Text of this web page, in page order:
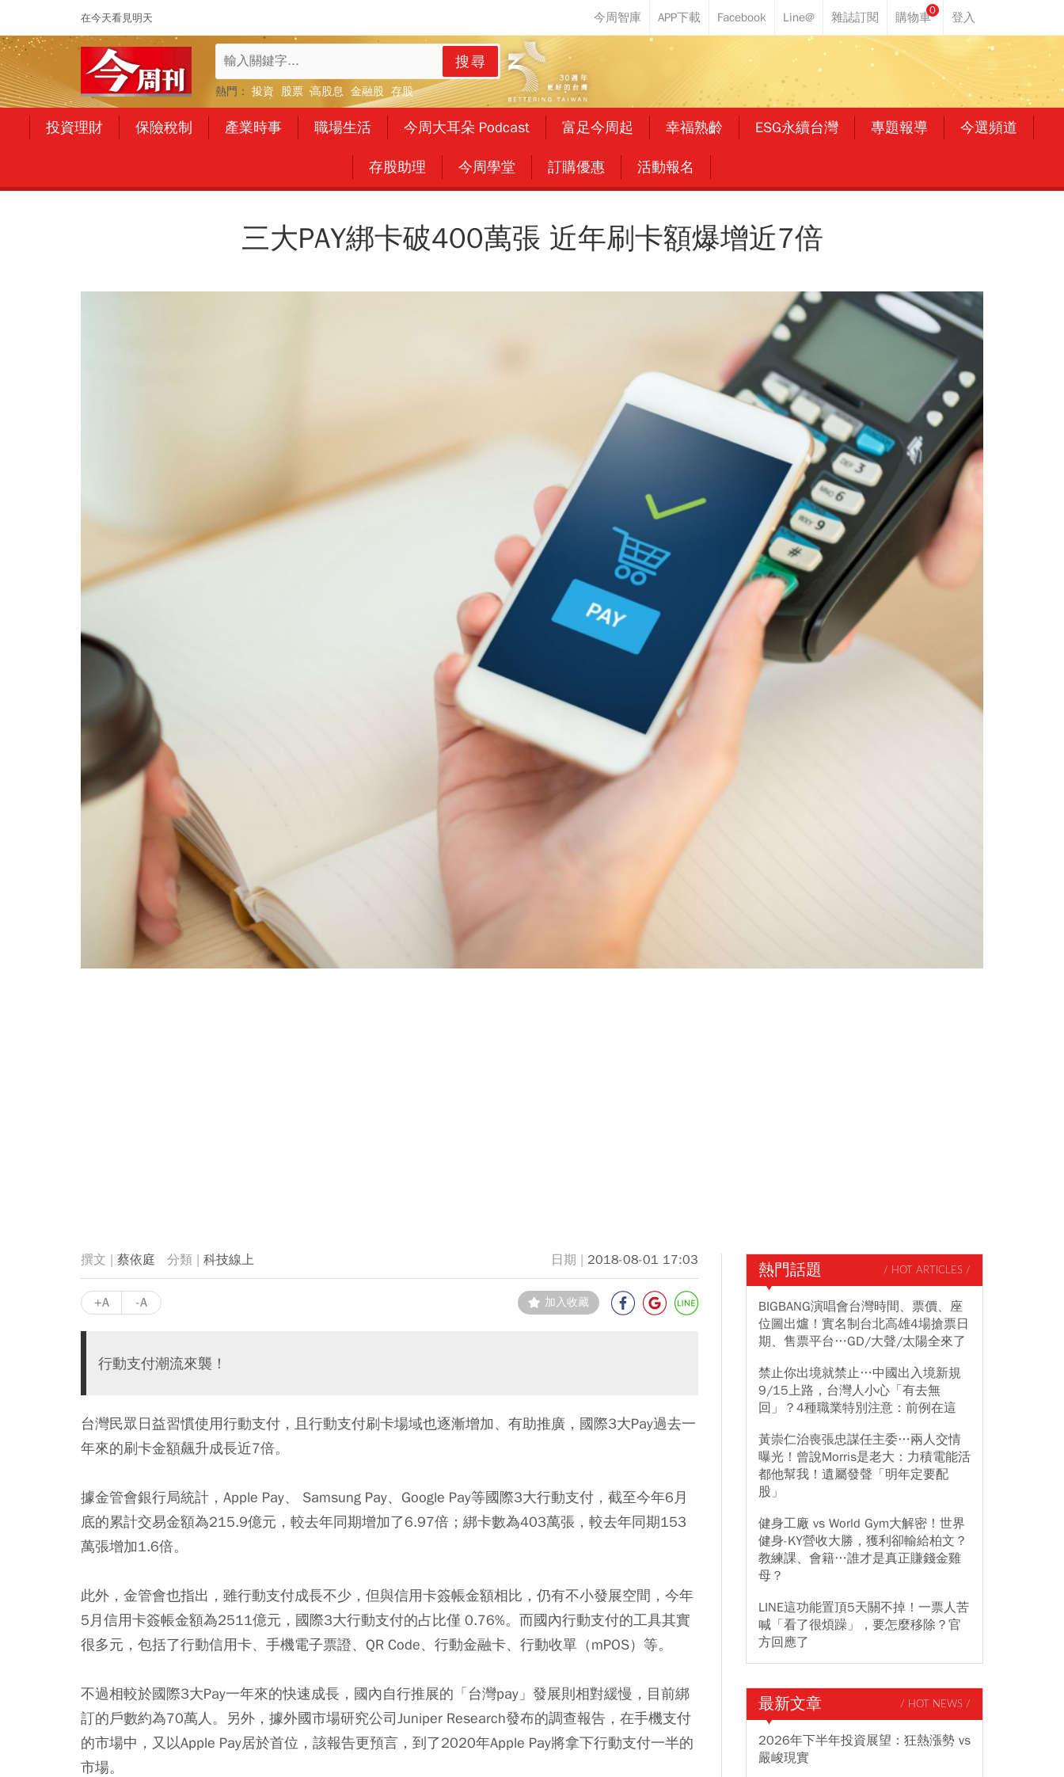
在今天看見明天
0
搜尋
熱門： 投資 股票 高股息 金融股 存股
投資理財 保險稅制 產業時事 職場生活 今周大耳朵 Podcast 富足今周起 幸福熟齡 ESG永續台灣 專題報導 今選頻道
存股助理 今周學堂 訂購優惠 活動報名
三大PAY綁卡破400萬張 近年刷卡額爆增近7倍
蔡依庭 科技線上 2018-08-01 17:03
+A -A 加入收藏
行動支付潮流來襲！
台灣民眾日益習慣使用行動支付，且行動支付刷卡場域也逐漸增加、有助推廣，國際3大Pay過去一
年來的刷卡金額飆升成長近7倍。
據金管會銀行局統計，Apple Pay、 Samsung Pay、Google Pay等國際3大行動支付，截至今年6月
底的累計交易金額為215.9億元，較去年同期增加了6.97倍；綁卡數為403萬張，較去年同期153
萬張增加1.6倍。
此外，金管會也指出，雖行動支付成長不少，但與信用卡簽帳金額相比，仍有不小發展空間，今年
5月信用卡簽帳金額為2511億元，國際3大行動支付的占比僅 0.76%。而國內行動支付的工具其實
很多元，包括了行動信用卡、手機電子票證、QR Code、行動金融卡、行動收單（mPOS）等。
不過相較於國際3大Pay一年來的快速成長，國內自行推展的「台灣pay」發展則相對緩慢，目前綁
訂的戶數約為70萬人。另外，據外國市場研究公司Juniper Research發布的調查報告，在手機支付
的市場中，又以Apple Pay居於首位，該報告更預言，到了2020年Apple Pay將拿下行動支付一半的
市場。
熱門話題 / HOT ARTICLES /
BIGBANG演唱會台灣時間、票價、座
位圖出爐！實名制台北高雄4場搶票日
期、售票平台…GD/大聲/太陽全來了
禁止你出境就禁止…中國出入境新規
9/15上路，台灣人小心「有去無
回」？4種職業特別注意：前例在這
黃崇仁治喪張忠謀任主委…兩人交情
曝光！曾說Morris是老大：力積電能活
都他幫我！遺屬發聲「明年定要配
股」
健身工廠 vs World Gym大解密！世界
健身-KY營收大勝，獲利卻輸給柏文？
教練課、會籍…誰才是真正賺錢金雞
母？
LINE這功能置頂5天關不掉！一票人苦
喊「看了很煩躁」，要怎麼移除？官
方回應了
最新文章 / HOT NEWS /
2026年下半年投資展望：狂熱漲勢 vs
嚴峻現實